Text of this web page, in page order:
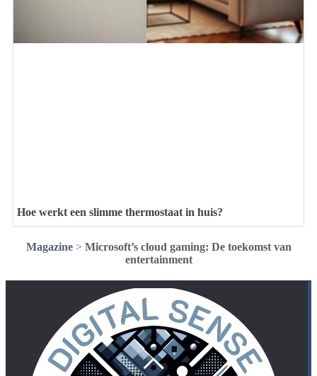
Hoe werkt een slimme thermostaat in huis?
Magazine> Microsoft’s cloud gaming: De toekomst van
entertainment